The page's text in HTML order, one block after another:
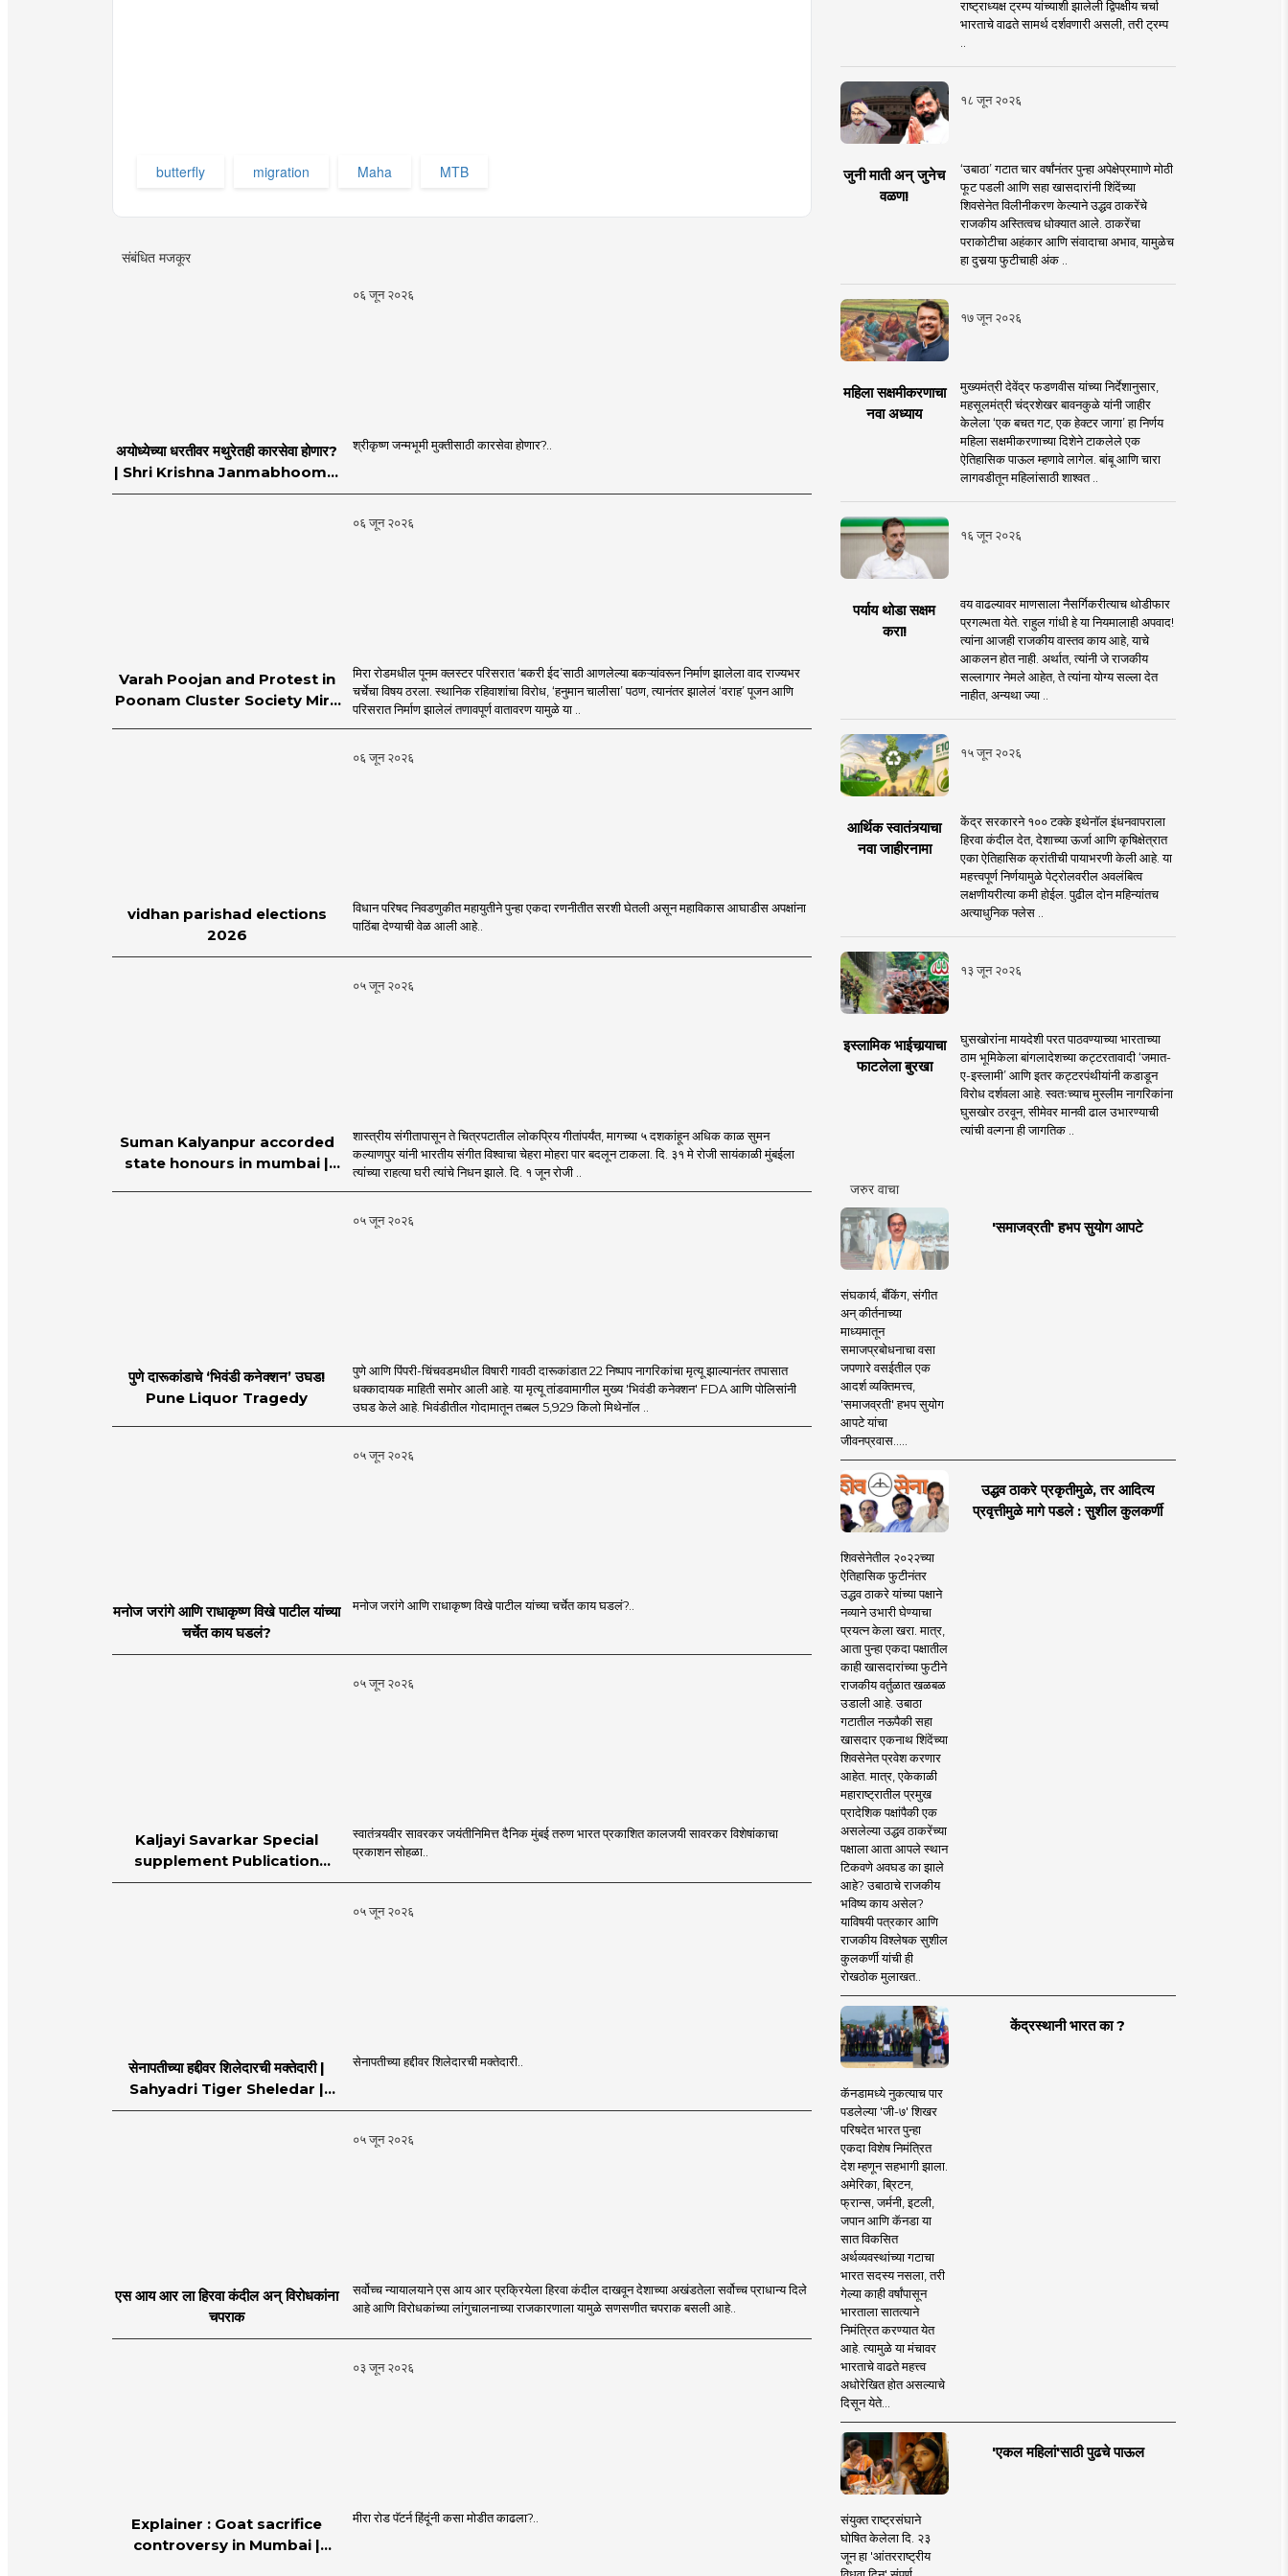
butterfly migration Maha MTB
संबंधित मजकूर
०६ जून २०२६
अयोध्येच्या धरतीवर मथुरेतही कारसेवा होणार?
| Shri Krishna Janmabhoomi |
MahaMTB
श्रीकृष्ण जन्मभूमी मुक्तीसाठी कारसेवा होणार?..
०६ जून २०२६
Varah Poojan and Protest in
Poonam Cluster Society Mira
मिरा रोडमधील पूनम क्लस्टर परिसरात ‘बकरी ईद’साठी आणलेल्या बकऱ्यांवरून निर्माण झालेला वाद राज्यभर
चर्चेचा विषय ठरला. स्थानिक रहिवाशांचा विरोध, ‘हनुमान चालीसा’ पठण, त्यानंतर झालेलं ‘वराह’ पूजन आणि
परिसरात निर्माण झालेलं तणावपूर्ण वातावरण यामुळे या ..
०६ जून २०२६
vidhan parishad elections
2026
विधान परिषद निवडणुकीत महायुतीने पुन्हा एकदा रणनीतीत सरशी घेतली असून महाविकास आघाडीस अपक्षांना
पाठिंबा देण्याची वेळ आली आहे..
०५ जून २०२६
Suman Kalyanpur accorded
state honours in mumbai |
शास्त्रीय संगीतापासून ते चित्रपटातील लोकप्रिय गीतांपर्यंत, मागच्या ५ दशकांहून अधिक काळ सुमन
कल्याणपुर यांनी भारतीय संगीत विश्वाचा चेहरा मोहरा पार बदलून टाकला. दि. ३१ मे रोजी सायंकाळी मुंबईला
त्यांच्या राहत्या घरी त्यांचे निधन झाले. दि. १ जून रोजी ..
०५ जून २०२६
पुणे दारूकांडाचे ‘भिवंडी कनेक्शन’ उघड!
Pune Liquor Tragedy
पुणे आणि पिंपरी-चिंचवडमधील विषारी गावठी दारूकांडात 22 निष्पाप नागरिकांचा मृत्यू झाल्यानंतर तपासात
धक्कादायक माहिती समोर आली आहे. या मृत्यू तांडवामागील मुख्य 'भिवंडी कनेक्शन' FDA आणि पोलिसांनी
उघड केले आहे. भिवंडीतील गोदामातून तब्बल 5,929 किलो मिथेनॉल ..
०५ जून २०२६
मनोज जरांगे आणि राधाकृष्ण विखे पाटील यांच्या
चर्चेत काय घडलं?
मनोज जरांगे आणि राधाकृष्ण विखे पाटील यांच्या चर्चेत काय घडलं?..
०५ जून २०२६
Kaljayi Savarkar Special
supplement Publication
Programme in Dahanu |
स्वातंत्र्यवीर सावरकर जयंतीनिमित्त दैनिक मुंबई तरुण भारत प्रकाशित कालजयी सावरकर विशेषांकाचा
प्रकाशन सोहळा..
०५ जून २०२६
सेनापतीच्या हद्दीवर शिलेदारची मक्तेदारी |
Sahyadri Tiger Sheledar |
MahaMTB
सेनापतीच्या हद्दीवर शिलेदारची मक्तेदारी..
०५ जून २०२६
एस आय आर ला हिरवा कंदील अन् विरोधकांना
चपराक
सर्वोच्च न्यायालयाने एस आय आर प्रक्रियेला हिरवा कंदील दाखवून देशाच्या अखंडतेला सर्वोच्च प्राधान्य दिले
आहे आणि विरोधकांच्या लांगुचालनाच्या राजकारणाला यामुळे सणसणीत चपराक बसली आहे..
०३ जून २०२६
Explainer : Goat sacrifice
controversy in Mumbai |
मीरा रोड पॅटर्न हिंदूंनी कसा मोडीत काढला?..
राष्ट्राध्यक्ष ट्रम्प यांच्याशी झालेली द्विपक्षीय चर्चा
भारताचे वाढते सामर्थ दर्शवणारी असली, तरी ट्रम्प
१८ जून २०२६
जुनी माती अन् जुनेच
वळण!
‘उबाठा’ गटात चार वर्षांनंतर पुन्हा अपेक्षेप्रमााणे मोठी
फूट पडली आणि सहा खासदारांनी शिंदेंच्या
शिवसेनेत विलीनीकरण केल्याने उद्धव ठाकरेंचे
राजकीय अस्तित्वच धोक्यात आले. ठाकरेंचा
पराकोटीचा अहंकार आणि संवादाचा अभाव, यामुळेच
हा दुसर्‍या फुटीचाही अंक ..
१७ जून २०२६
महिला सक्षमीकरणाचा
नवा अध्याय
मुख्यमंत्री देवेंद्र फडणवीस यांच्या निर्देशानुसार,
महसूलमंत्री चंद्रशेखर बावनकुळे यांनी जाहीर
केलेला ‘एक बचत गट, एक हेक्टर जागा’ हा निर्णय
महिला सक्षमीकरणाच्या दिशेने टाकलेले एक
ऐतिहासिक पाऊल म्हणावे लागेल. बांबू आणि चारा
लागवडीतून महिलांसाठी शाश्वत ..
१६ जून २०२६
पर्याय थोडा सक्षम
करा!
वय वाढल्यावर माणसाला नैसर्गिकरीत्याच थोडीफार
प्रगल्भता येते. राहुल गांधी हे या नियमालाही अपवाद!
त्यांना आजही राजकीय वास्तव काय आहे, याचे
आकलन होत नाही. अर्थात, त्यांनी जे राजकीय
सल्लागार नेमले आहेत, ते त्यांना योग्य सल्ला देत
नाहीत, अन्यथा ज्या ..
१५ जून २०२६
आर्थिक स्वातंत्र्याचा
नवा जाहीरनामा
केंद्र सरकारने १०० टक्के इथेनॉल इंधनवापराला
हिरवा कंदील देत, देशाच्या ऊर्जा आणि कृषिक्षेत्रात
एका ऐतिहासिक क्रांतीची पायाभरणी केली आहे. या
महत्त्वपूर्ण निर्णयामुळे पेट्रोलवरील अवलंबित्व
लक्षणीयरीत्या कमी होईल. पुढील दोन महिन्यांतच
अत्याधुनिक फ्लेस ..
१३ जून २०२६
इस्लामिक भाईचार्‍याचा
फाटलेला बुरखा
घुसखोरांना मायदेशी परत पाठवण्याच्या भारताच्या
ठाम भूमिकेला बांगलादेशच्या कट्टरतावादी ‘जमात-
ए-इस्लामी’ आणि इतर कट्टरपंथीयांनी कडाडून
विरोध दर्शवला आहे. स्वतःच्याच मुस्लीम नागरिकांना
घुसखोर ठरवून, सीमेवर मानवी ढाल उभारण्याची
त्यांची वल्गना ही जागतिक ..
जरुर वाचा
'समाजव्रती' हभप सुयोग आपटे
संघकार्य, बँकिंग, संगीत
अन् कीर्तनाच्या
माध्यमातून
समाजप्रबोधनाचा वसा
जपणारे वसईतील एक
आदर्श व्यक्तिमत्त्व,
'समाजव्रती' हभप सुयोग
आपटे यांचा
जीवनप्रवास.....
उद्धव ठाकरे प्रकृतीमुळे, तर आदित्य
प्रवृत्तीमुळे मागे पडले : सुशील कुलकर्णी
शिवसेनेतील २०२२च्या
ऐतिहासिक फुटीनंतर
उद्धव ठाकरे यांच्या पक्षाने
नव्याने उभारी घेण्याचा
प्रयत्न केला खरा. मात्र,
आता पुन्हा एकदा पक्षातील
काही खासदारांच्या फुटीने
राजकीय वर्तुळात खळबळ
उडाली आहे. उबाठा
गटातील नऊपैकी सहा
खासदार एकनाथ शिंदेंच्या
शिवसेनेत प्रवेश करणार
आहेत. मात्र, एकेकाळी
महाराष्ट्रातील प्रमुख
प्रादेशिक पक्षांपैकी एक
असलेल्या उद्धव ठाकरेंच्या
पक्षाला आता आपले स्थान
टिकवणे अवघड का झाले
आहे? उबाठाचे राजकीय
भविष्य काय असेल?
याविषयी पत्रकार आणि
राजकीय विश्लेषक सुशील
कुलकर्णी यांची ही
रोखठोक मुलाखत..
केंद्रस्थानी भारत का ?
कॅनडामध्ये नुकत्याच पार
पडलेल्या 'जी-७' शिखर
परिषदेत भारत पुन्हा
एकदा विशेष निमंत्रित
देश म्हणून सहभागी झाला.
अमेरिका, ब्रिटन,
फ्रान्स, जर्मनी, इटली,
जपान आणि कॅनडा या
सात विकसित
अर्थव्यवस्थांच्या गटाचा
भारत सदस्य नसला, तरी
गेल्या काही वर्षांपासून
भारताला सातत्याने
निमंत्रित करण्यात येत
आहे. त्यामुळे या मंचावर
भारताचे वाढते महत्त्व
अधोरेखित होत असल्याचे
दिसून येते...
'एकल महिलां'साठी पुढचे पाऊल
संयुक्त राष्ट्रसंघाने
घोषित केलेला दि. २३
जून हा 'आंतरराष्ट्रीय